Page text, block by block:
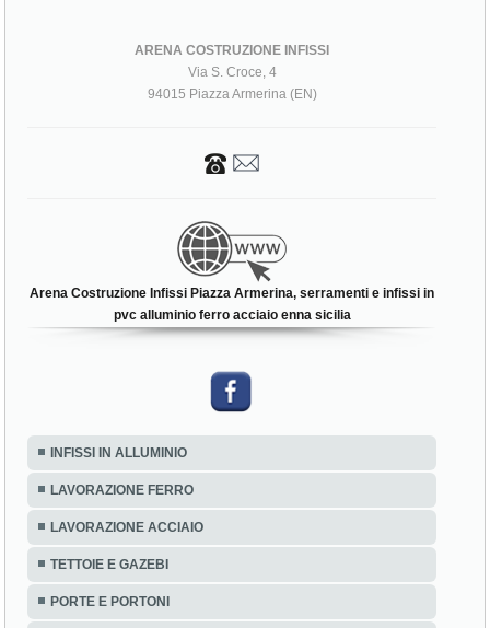
ARENA COSTRUZIONE INFISSI
Via S. Croce, 4
94015 Piazza Armerina (EN)
Arena Costruzione Infissi Piazza Armerina, serramenti e infissi in
pvc alluminio ferro acciaio enna sicilia
INFISSI IN ALLUMINIO
LAVORAZIONE FERRO
LAVORAZIONE ACCIAIO
TETTOIE E GAZEBI
PORTE E PORTONI